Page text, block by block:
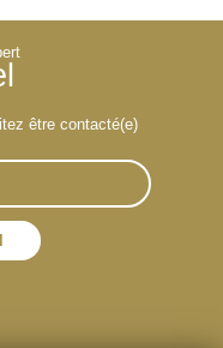
être contacté(e)